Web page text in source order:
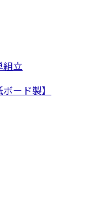
組立
ード製】